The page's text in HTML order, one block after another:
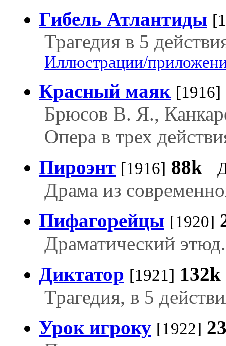
Гибель Атлантиды
Трагедия в 5
Иллюстрации/
Красный маяк [1916]
Брюсов В. Я.,
Опера в трех
Пироэнт [1916] 88k
Драма из
Пифагорейцы [1920]
Драматический этюд.
Диктатор [1921] 132k
Трагедия, в 5
Урок игроку [1922]